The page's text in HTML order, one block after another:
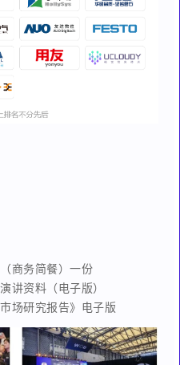
商务简餐）一份
讲资料（电子版）
场研究报告》电子版